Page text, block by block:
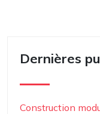
Dernières
Construction